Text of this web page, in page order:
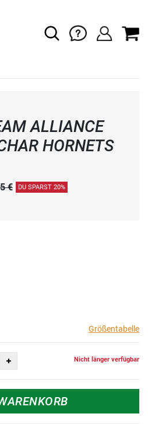
ALLIANCE
HORNETS
€ DU SPARST 20%
Größentabelle
Nicht länger verfügbar